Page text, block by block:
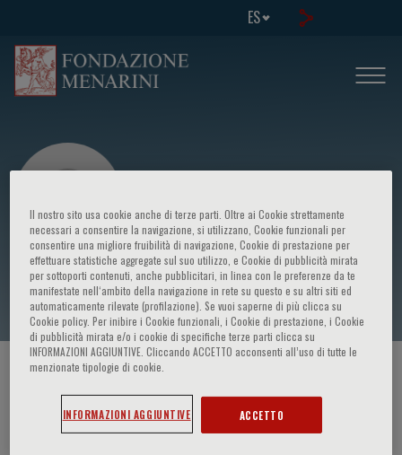
ES
Freddy Fernandez
HOME PAGE / CURSOS Y EVENTOS
Il nostro sito usa cookie anche di terze parti. Oltre ai Cookie strettamente
necessari a consentire la navigazione, si utilizzano, Cookie funzionali per
consentire una migliore fruibilità di navigazione, Cookie di prestazione per
effettuare statistiche aggregate sul suo utilizzo, e Cookie di pubblicità mirata
per sottoporti contenuti, anche pubblicitari, in linea con le preferenze da te
manifestate nell‘ambito della navigazione in rete su questo e su altri siti ed
automaticamente rilevate (profilazione). Se vuoi saperne di più clicca su
Cookie policy. Per inibire i Cookie funzionali, i Cookie di prestazione, i Cookie
di pubblicità mirata e/o i cookie di specifiche terze parti clicca su
INFORMAZIONI AGGIUNTIVE. Cliccando ACCETTO acconsenti all’uso di tutte le
menzionate tipologie di cookie.
INFORMAZIONI AGGIUNTIVE ACCETTO